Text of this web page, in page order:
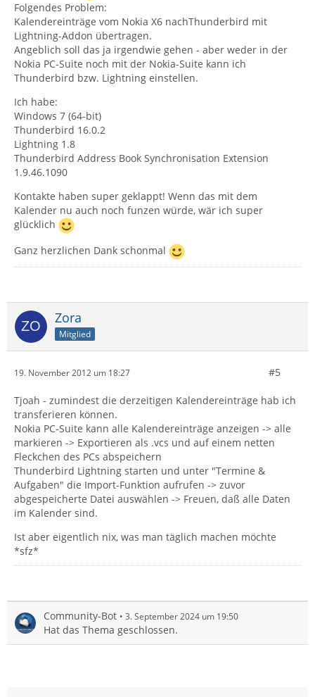
Folgendes Problem:
Kalendereinträge vom Nokia X6 nachThunderbird mit
Lightning-Addon übertragen.
Angeblich soll das ja irgendwie gehen - aber weder in der
Nokia PC-Suite noch mit der Nokia-Suite kann ich
Thunderbird bzw. Lightning einstellen.
Ich habe:
Windows 7 (64-bit)
Thunderbird 16.0.2
Lightning 1.8
Thunderbird Address Book Synchronisation Extension
1.9.46.1090
Kontakte haben super geklappt! Wenn das mit dem
Kalender nu auch noch funzen würde, wär ich super
glücklich
Ganz herzlichen Dank schonmal
Zora
Mitglied
19. November 2012 um 18:27 #5
Tjoah - zumindest die derzeitigen Kalendereinträge hab ich
transferieren können.
Nokia PC-Suite kann alle Kalendereinträge anzeigen -> alle
markieren -> Exportieren als .vcs und auf einem netten
Fleckchen des PCs abspeichern
Thunderbird Lightning starten und unter "Termine &
Aufgaben" die Import-Funktion aufrufen -> zuvor
abgespeicherte Datei auswählen -> Freuen, daß alle Daten
im Kalender sind.
Ist aber eigentlich nix, was man täglich machen möchte
*sfz*
Community-Bot 3. September 2024 um 19:50
Hat das Thema geschlossen.